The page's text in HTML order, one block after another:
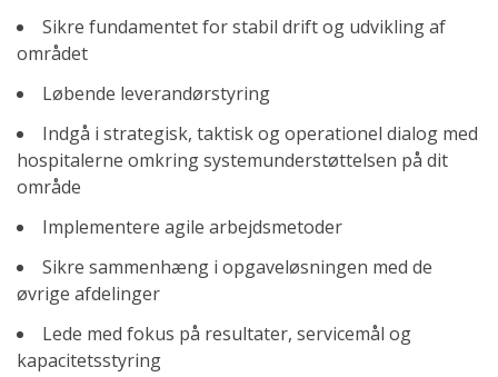
Sikre fundamentet for stabil drift og udvikling af
området
Løbende leverandørstyring
Indgå i strategisk, taktisk og operationel dialog med
hospitalerne omkring systemunderstøttelsen på dit
område
Implementere agile arbejdsmetoder
Sikre sammenhæng i opgaveløsningen med de
øvrige afdelinger
Lede med fokus på resultater, servicemål og
kapacitetsstyring